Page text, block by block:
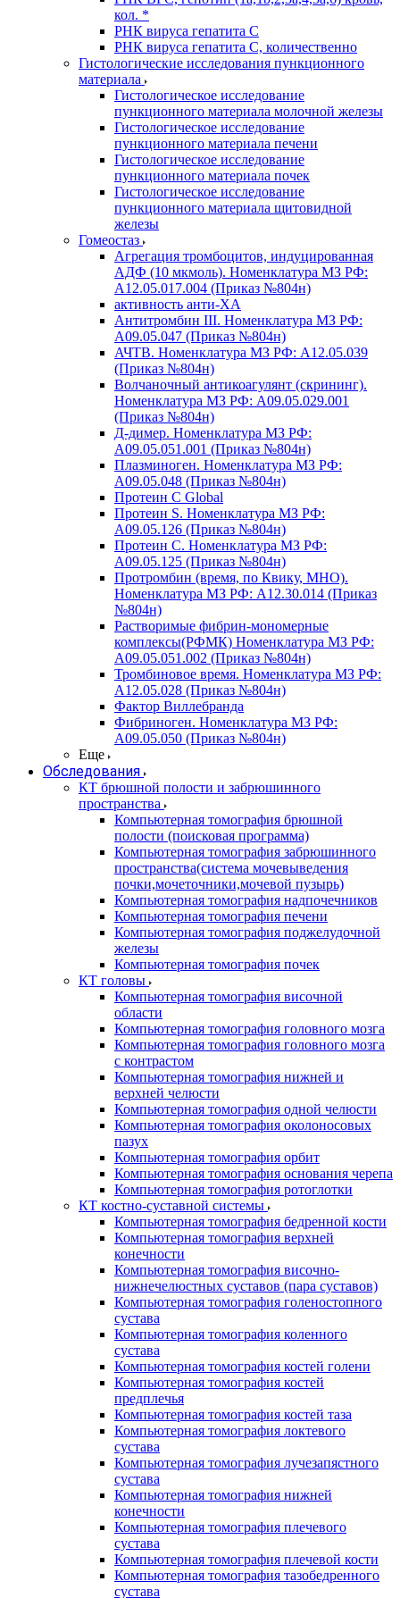
кол. *
РНК вируса гепатита C
РНК вируса гепатита C, количественно
Гистологические исследования пункционного
материала
Гистологическое исследование
пункционного материала молочной железы
Гистологическое исследование
пункционного материала печени
Гистологическое исследование
пункционного материала почек
Гистологическое исследование
пункционного материала щитовидной
железы
Гомеостаз
Агрегация тромбоцитов, индуцированная
АДФ (10 мкмоль). Номенклатура МЗ РФ:
A12.05.017.004 (Приказ №804н)
активность анти-ХА
Антитромбин III. Номенклатура МЗ РФ:
A09.05.047 (Приказ №804н)
АЧТВ. Номенклатура МЗ РФ: A12.05.039
(Приказ №804н)
Волчаночный антикоагулянт (скрининг).
Номенклатура МЗ РФ: A09.05.029.001
(Приказ №804н)
Д-димер. Номенклатура МЗ РФ:
A09.05.051.001 (Приказ №804н)
Плазминоген. Номенклатура МЗ РФ:
A09.05.048 (Приказ №804н)
Протеин C Global
Протеин S. Номенклатура МЗ РФ:
A09.05.126 (Приказ №804н)
Протеин С. Номенклатура МЗ РФ:
A09.05.125 (Приказ №804н)
Протромбин (время, по Квику, МНО).
Номенклатура МЗ РФ: A12.30.014 (Приказ
№804н)
Растворимые фибрин-мономерные
комплексы(РФМК) Номенклатура МЗ РФ:
A09.05.051.002 (Приказ №804н)
Тромбиновое время. Номенклатура МЗ РФ:
A12.05.028 (Приказ №804н)
Фактор Виллебранда
Фибриноген. Номенклатура МЗ РФ:
A09.05.050 (Приказ №804н)
Еще
Обследования
КТ брюшной полости и забрюшинного
пространства
Компьютерная томография брюшной
полости (поисковая программа)
Компьютерная томография забрюшинного
пространства(система мочевыведения
почки,мочеточники,мочевой пузырь)
Компьютерная томография надпочечников
Компьютерная томография печени
Компьютерная томография поджелудочной
железы
Компьютерная томография почек
КТ головы
Компьютерная томография височной
области
Компьютерная томография головного мозга
Компьютерная томография головного мозга
с контрастом
Компьютерная томография нижней и
верхней челюсти
Компьютерная томография одной челюсти
Компьютерная томография околоносовых
пазух
Компьютерная томография орбит
Компьютерная томография основания черепа
Компьютерная томография ротоглотки
КТ костно-суставной системы
Компьютерная томография бедренной кости
Компьютерная томография верхней
конечности
Компьютерная томография височно-
нижнечелюстных суставов (пара суставов)
Компьютерная томография голеностопного
сустава
Компьютерная томография коленного
сустава
Компьютерная томография костей голени
Компьютерная томография костей
предплечья
Компьютерная томография костей таза
Компьютерная томография локтевого
сустава
Компьютерная томография лучезапястного
сустава
Компьютерная томография нижней
конечности
Компьютерная томография плечевого
сустава
Компьютерная томография плечевой кости
Компьютерная томография тазобедренного
сустава